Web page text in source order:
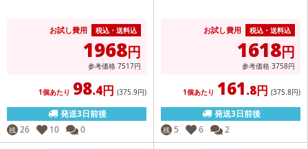
お試し費用 税込・送料込
1968円
参考価格 7517円
1個あたり 98.4円 (375.9円)
発送3日前後
残 26 10 0
お試し費用 税込・送料込
1618円
参考価格 3758円
1個あたり 161.8円 (375.8円)
発送3日前後
残 5 6 2